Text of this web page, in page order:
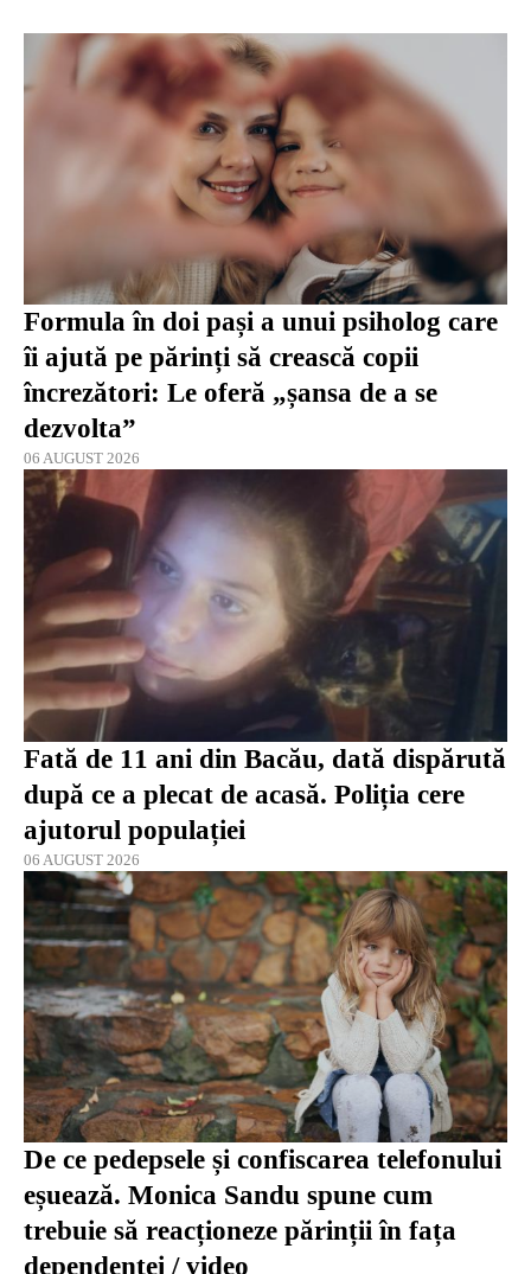
Formula în doi pași a unui psiholog care
îi ajută pe părinți să crească copii
încrezători: Le oferă „șansa de a se
dezvolta”
06 AUGUST 2026
Fată de 11 ani din Bacău, dată dispărută
după ce a plecat de acasă. Poliția cere
ajutorul populației
06 AUGUST 2026
De ce pedepsele și confiscarea telefonului
eșuează. Monica Sandu spune cum
trebuie să reacționeze părinții în fața
dependenței / video